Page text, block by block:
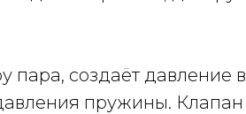
пара, создаёт давление в
пружины. Клапан